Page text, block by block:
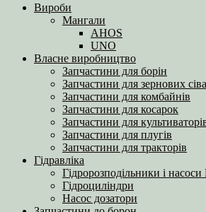
Вироби
Мангали
AHOS
UNO
Власне виробництво
Запчастини для борін
Запчастини для зернових
Запчастини для комбайнів
Запчастини для косарок
Запчастини для
Запчастини для плугів
Запчастини для тракторів
Гідравліка
Гідророзподільники і
Гідроциліндри
Насос дозатори